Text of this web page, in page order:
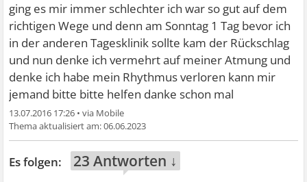
ging es mir immer schlechter ich war so gut auf dem
richtigen Wege und denn am Sonntag 1 Tag bevor ich
in der anderen Tagesklinik sollte kam der Rückschlag
und nun denke ich vermehrt auf meiner Atmung und
denke ich habe mein Rhythmus verloren kann mir
jemand bitte bitte helfen danke schon mal
13.07.2016 17:26 •
06.06.2023
23 Antworten ↓